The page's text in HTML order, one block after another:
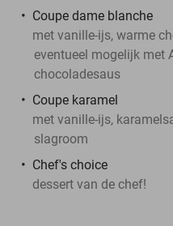
Coupe dame blanche
met vanille-ijs, warme
eventueel mogelijk met
chocoladesaus
Coupe karamel
met vanille-ijs,
slagroom
Chef's choice
dessert van de chef!